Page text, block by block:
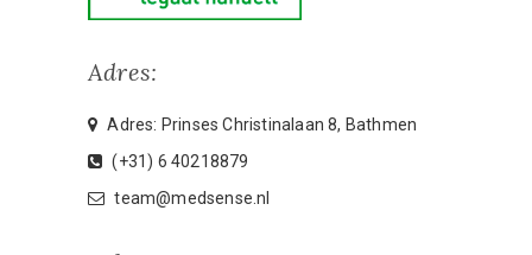
Adres:
Adres: Prinses Christinalaan 8, Bathmen
(+31) 6 40218879
team@medsense.nl